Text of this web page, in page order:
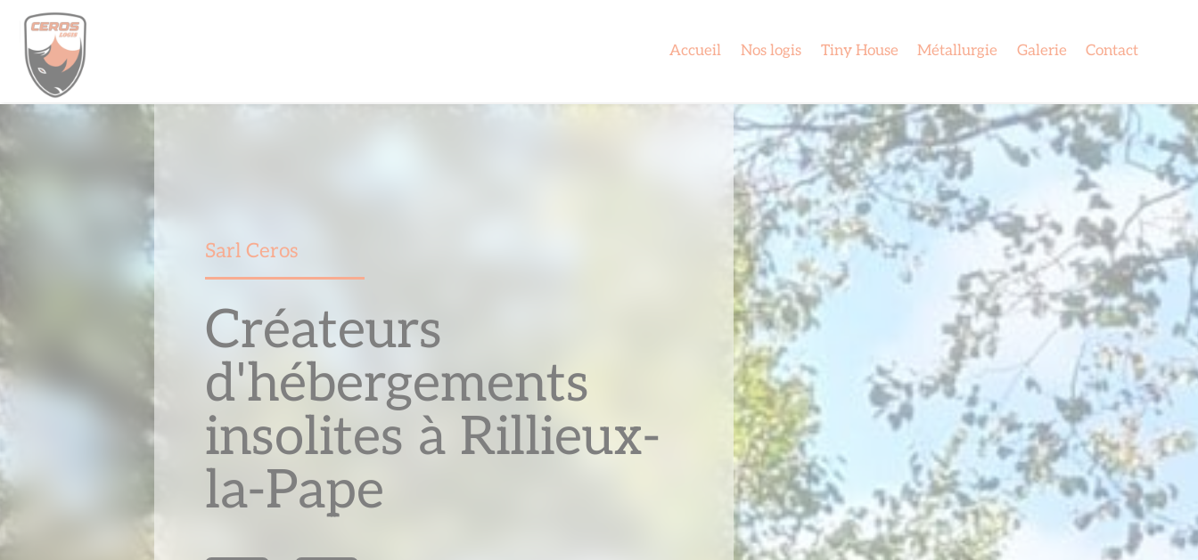
Skip
content
Accueil Nos logis Tiny House Métallurgie Galerie Contact
Sarl Ceros
Créateurs
d'hébergements
insolites à Rillieux-
la-Pape